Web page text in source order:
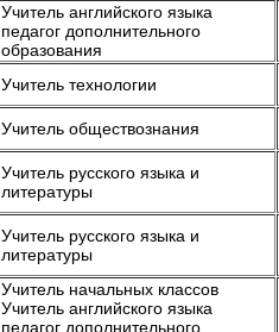
Учитель английского языка
педагог дополнительного
образования
Учитель технологии
Учитель обществознания
Учитель русского языка и
литературы
Учитель русского языка и
литературы
Учитель начальных классов
Учитель английского языка
педагог дополнительного